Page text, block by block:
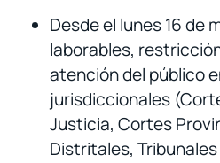
Desde el lunes 16 de
laborables,
atención del público
jurisdiccionales
Justicia, Cortes
Distritales,